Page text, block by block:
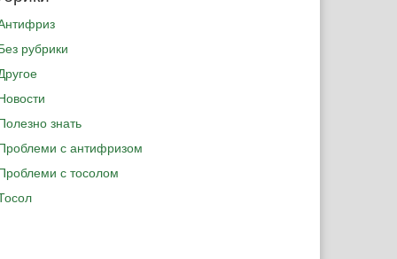
рубрики
знать
с антифризом
с тосолом